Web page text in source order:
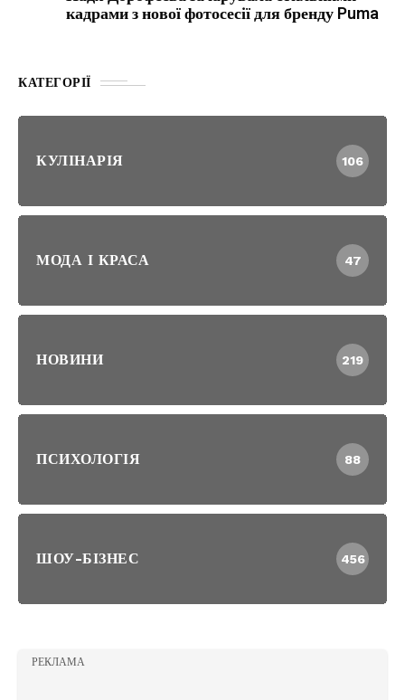
кадрами з нової фотосесії для бренду Puma
КАТЕГОРІЇ
КУЛІНАРІЯ 106
МОДА І КРАСА 47
НОВИНИ 219
ПСИХОЛОГІЯ 88
ШОУ-БІЗНЕС 456
РЕКЛАМА